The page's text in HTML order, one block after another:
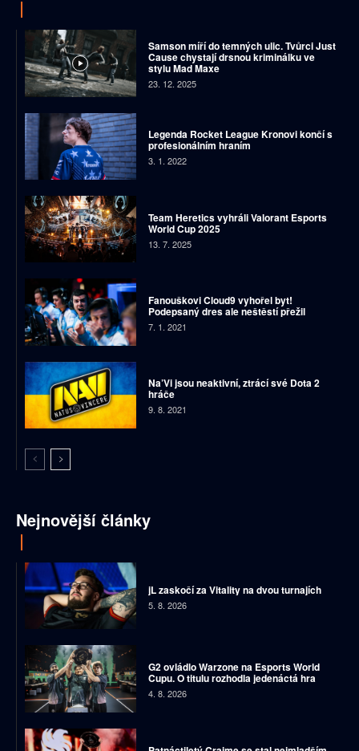
Samson míří do temných ulic. Tvůrci Just
Cause chystají drsnou kriminálku ve
stylu Mad Maxe
23. 12. 2025
Legenda Rocket League Kronovi končí s
profesionálním hraním
3. 1. 2022
Team Heretics vyhráli Valorant Esports
World Cup 2025
13. 7. 2025
Fanouškovi Cloud9 vyhořel byt!
Podepsaný dres ale neštěstí přežil
7. 1. 2021
Na’Vi jsou neaktivní, ztrácí své Dota 2
hráče
9. 8. 2021
Nejnovější články
jL zaskočí za Vitality na dvou turnajích
5. 8. 2026
G2 ovládlo Warzone na Esports World
Cupu. O titulu rozhodla jedenáctá hra
4. 8. 2026